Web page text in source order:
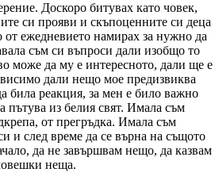
Доскоро битувах като човек,
си прояви и скъпоценните си деца
ежедневието намирах за нужно да
съм си въпроси дали изобщо то
може да му е интересното, дали ще е
дали нещо мое предизвиква
била реакция, за мен е било важно
пътува из белия свят. Имала съм
от прегръдка. Имала съм
и след време да се върна на същото
да не завършвам нещо, да казвам
неща.